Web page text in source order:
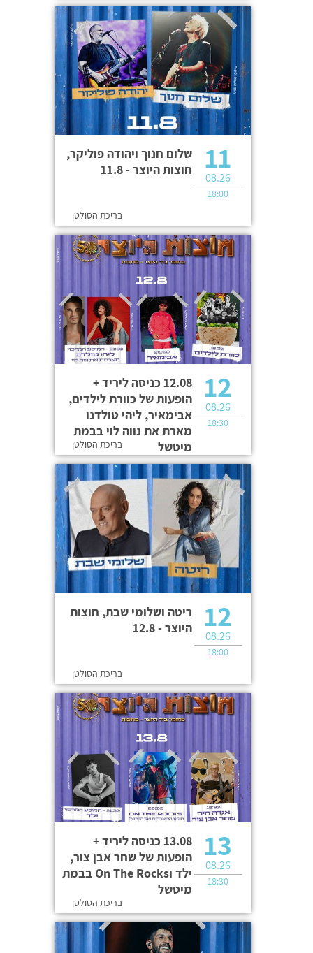
שלום חנוך ויהודה פוליקר,
חוצות היוצר - 11.8
בריכת הסולטן
11
08.26
18:00
12.08 כניסה ליריד +
הופעות של כוורת לילדים,
אבימאיר, ליהי טולדנו
מארת את נווה לוי בבמת
מיטשל
בריכת הסולטן
12
08.26
18:30
ריטה ושלומי שבת, חוצות
היוצר - 12.8
בריכת הסולטן
12
08.26
18:00
13.08 כניסה ליריד +
הופעות של שחר אבן צור,
ילד וOn The Rocks בבמת
מיטשל
בריכת הסולטן
13
08.26
18:30